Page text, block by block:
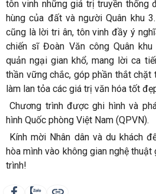
tôn vinh những giá trị truyền thống
hùng của đất và người Quân khu
cũng là lời tri ân, tôn vinh đầy ý
chiến sĩ Đoàn Văn công Quân
quản ngại gian khổ, mang lời ca
thần vững chắc, góp phần thắt chặt
làm lan tỏa các giá trị văn hóa tốt
Chương trình được ghi hình và
hình Quốc phòng Việt Nam (QPVN).
Kính mời Nhân dân và du khách
hòa mình vào không gian nghệ
trình!